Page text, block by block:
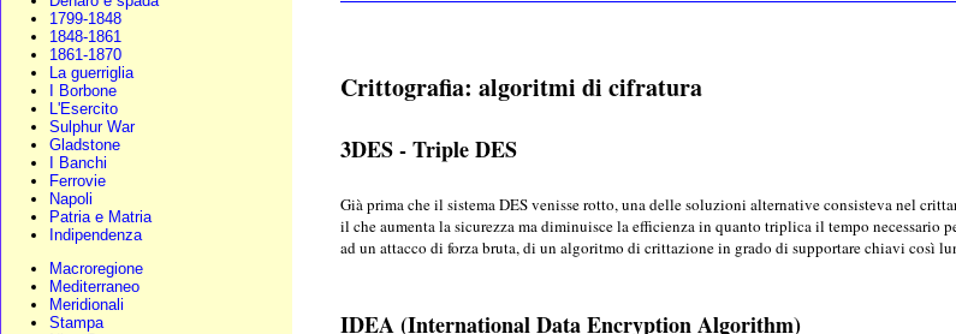
1799-1848
1848-1861
1861-1870
La guerriglia
I Borbone
L'Esercito
Sulphur War
Gladstone
I Banchi
Ferrovie
Napoli
Patria e Matria
Indipendenza
Macroregione
Mediterraneo
Meridionali
Stampa
Crittografia: algoritmi di cifratura
3DES - Triple DES
Già prima che il sistema DES venisse rotto, una delle soluzioni alternative consisteva nel
il che aumenta la sicurezza ma diminuisce la efficienza in quanto triplica il tempo
ad un attacco di forza bruta, di un algoritmo di crittazione in grado di supportare chiavi così
IDEA (International Data Encryption Algorithm)